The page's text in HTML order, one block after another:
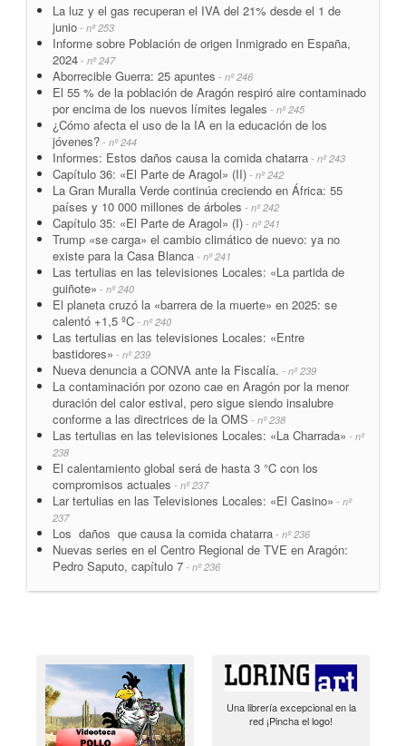
La luz y el gas recuperan el IVA del 21% desde el 1 de
junio - nº 253
Informe sobre Población de origen Inmigrado en España,
2024 - nº 247
Aborrecible Guerra: 25 apuntes - nº 246
El 55 % de la población de Aragón respiró aire contaminado
por encima de los nuevos límites legales - nº 245
¿Cómo afecta el uso de la IA en la educación de los
jóvenes? - nº 244
Informes: Estos daños causa la comida chatarra - nº 243
Capítulo 36: «El Parte de Aragol» (II) - nº 242
La Gran Muralla Verde continúa creciendo en África: 55
países y 10 000 millones de árboles - nº 242
Capítulo 35: «El Parte de Aragol» (I) - nº 241
Trump «se carga» el cambio climático de nuevo: ya no
existe para la Casa Blanca - nº 241
Las tertulias en las televisiones Locales: «La partida de
guiñote» - nº 240
El planeta cruzó la «barrera de la muerte» en 2025: se
calentó +1,5 ºC - nº 240
Las tertulias en las televisiones Locales: «Entre
bastidores» - nº 239
Nueva denuncia a CONVA ante la Fiscalía. - nº 239
La contaminación por ozono cae en Aragón por la menor
duración del calor estival, pero sigue siendo insalubre
conforme a las directrices de la OMS - nº 238
Las tertulias en las televisiones Locales: «La Charrada» - nº
238
El calentamiento global será de hasta 3 °C con los
compromisos actuales - nº 237
Lar tertulias en las Televisiones Locales: «El Casino» - nº
237
Los daños que causa la comida chatarra - nº 236
Nuevas series en el Centro Regional de TVE en Aragón:
Pedro Saputo, capítulo 7 - nº 236
Una librería excepcional en la
red ¡Pincha el logo!